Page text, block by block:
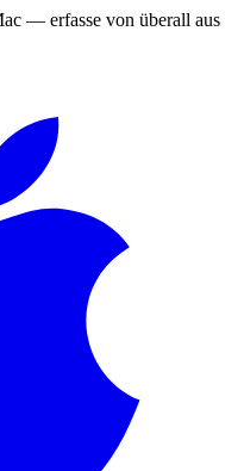
— erfasse von überall aus